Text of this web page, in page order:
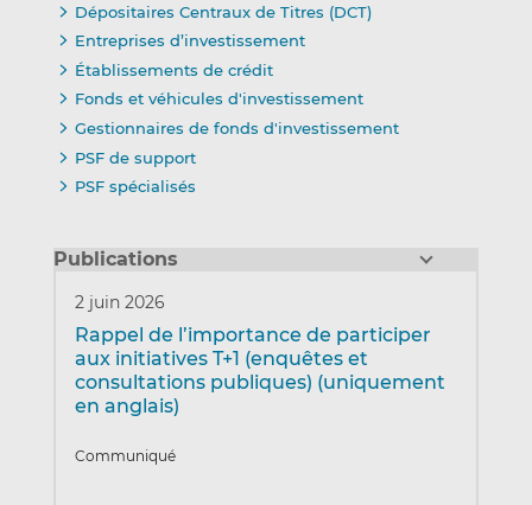
Dépositaires Centraux de Titres (DCT)
Entreprises d’investissement
Établissements de crédit
Fonds et véhicules d'investissement
Gestionnaires de fonds d'investissement
PSF de support
PSF spécialisés
Publications
2 juin 2026
Rappel de l’importance de participer
aux initiatives T+1 (enquêtes et
consultations publiques) (uniquement
en anglais)
Communiqué